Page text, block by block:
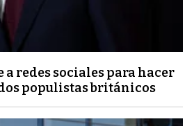
redes sociales para hacer
populistas británicos